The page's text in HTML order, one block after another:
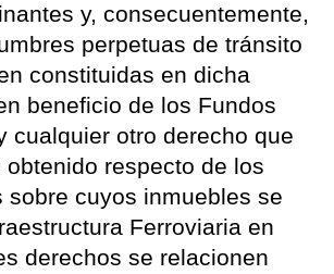
y, consecuentemente,
perpetuas de tránsito
constituidas en dicha
beneficio de los Fundos
cualquier otro derecho que
obtenido respecto de los
sobre cuyos inmuebles se
Ferroviaria en
derechos se relacionen